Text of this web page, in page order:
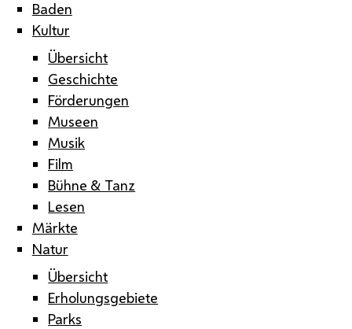
Baden
Kultur
Übersicht
Geschichte
Förderungen
Museen
Musik
Film
Bühne & Tanz
Lesen
Märkte
Natur
Übersicht
Erholungsgebiete
Parks